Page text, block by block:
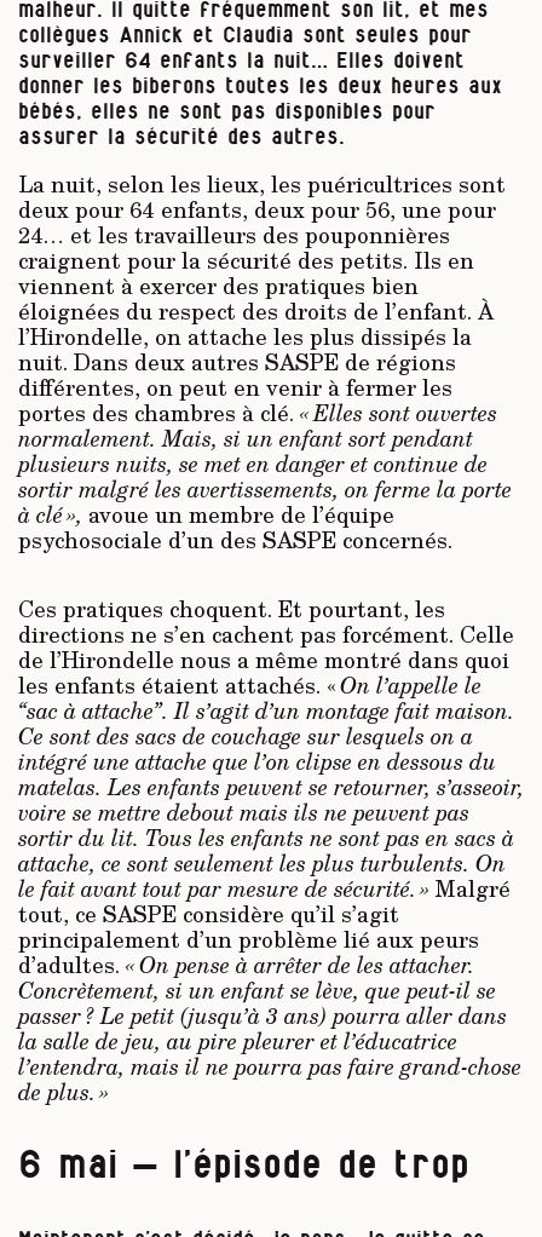
malheur. Il quitte fréquemment son lit, et mes
collègues Annick et Claudia sont seules pour
surveiller 64 enfants la nuit… Elles doivent
donner les biberons toutes les deux heures aux
bébés, elles ne sont pas disponibles pour
assurer la sécurité des autres.
La nuit, selon les lieux, les puéricultrices sont
deux pour 64 enfants, deux pour 56, une pour
24… et les travailleurs des pouponnières
craignent pour la sécurité des petits. Ils en
viennent à exercer des pratiques bien
éloignées du respect des droits de l’enfant. À
l’Hirondelle, on attache les plus dissipés la
nuit. Dans deux autres SASPE de régions
différentes, on peut en venir à fermer les
portes des chambres à clé. « Elles sont ouvertes
normalement. Mais, si un enfant sort pendant
plusieurs nuits, se met en danger et continue de
sortir malgré les avertissements, on ferme la porte
à clé », avoue un membre de l’équipe
psychosociale d’un des SASPE concernés.
Ces pratiques choquent. Et pourtant, les
directions ne s’en cachent pas forcément. Celle
de l’Hirondelle nous a même montré dans quoi
les enfants étaient attachés. «On l’appelle le
“sac à attache”. Il s’agit d’un montage fait maison.
Ce sont des sacs de couchage sur lesquels on a
intégré une attache que l’on clipse en dessous du
matelas. Les enfants peuvent se retourner, s’asseoir,
voire se mettre debout mais ils ne peuvent pas
sortir du lit. Tous les enfants ne sont pas en sacs à
attache, ce sont seulement les plus turbulents. On
le fait avant tout par mesure de sécurité. » Malgré
tout, ce SASPE considère qu’il s’agit
principalement d’un problème lié aux peurs
d’adultes. « On pense à arrêter de les attacher.
Concrètement, si un enfant se lève, que peut-il se
passer ? Le petit (jusqu’à 3 ans) pourra aller dans
la salle de jeu, au pire pleurer et l’éducatrice
l’entendra, mais il ne pourra pas faire grand-chose
de plus. »
6 mai – l’épisode de trop